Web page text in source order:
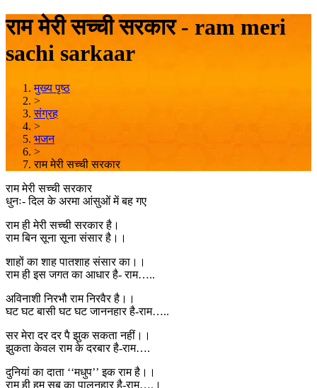
राम मेरी सच्ची सरकार - ram meri
sachi sarkaar
मुख्य पृष्ठ
>
संग्रह
>
भजन
>
राम मेरी सच्ची सरकार
राम मेरी सच्ची सरकार
धुनः- दिल के अरमा आंसुओं में बह गए
राम ही मेरी सच्ची सरकार है।
राम बिन सूना सूना संसार है।।
शाहों का शाह पातशाह संसार का।।
राम ही इस जगत का आधार है- राम…..
अविनाशी निरभौ राम निरवैर है।।
घट घट बासी घट घट जाननहार है-राम…..
सर मेरा दर दर पै झुक सकता नहीं।।
झुकता केवल राम के दरबार है-राम….
दुनियां का दाता ‘‘मधुप’’ इक राम है।।
राम ही हम सब का पालनहार है-राम….।